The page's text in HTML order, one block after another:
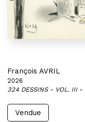
François AVRIL
2026
324 DESSINS - VOL. III
Vendue